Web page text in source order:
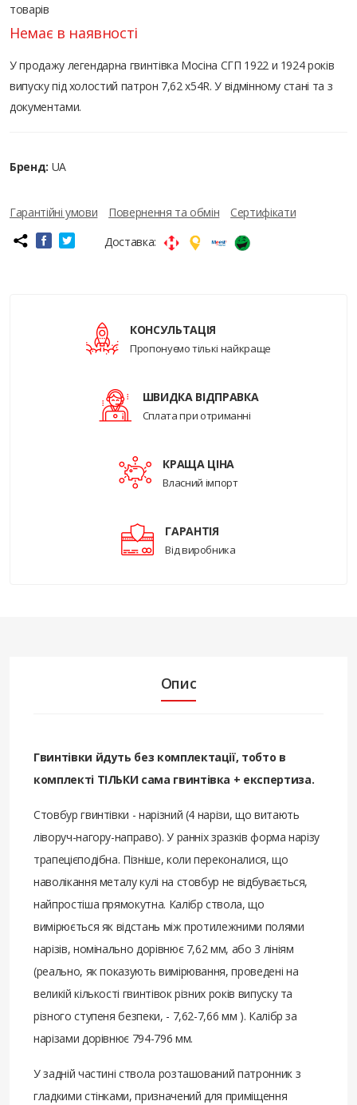
товарів
Немає в наявності
У продажу легендарна гвинтівка Мосіна СГП 1922 и 1924 років
випуску під холостий патрон 7,62 х54R. У відмінному стані та з
документами.
Бренд: UA
Гарантійні умови Повернення та обмін
Сертифікати
Доставка:
КОНСУЛЬТАЦІЯ
Пропонуємо тількі найкраще
ШВИДКА ВІДПРАВКА
Сплата при отриманні
КРАЩА ЦІНА
Власний імпорт
ГАРАНТІЯ
Від виробника
Опис
Гвинтівки йдуть без комплектації, тобто в
комплекті ТІЛЬКИ сама гвинтівка + експертиза.
Стовбур гвинтівки - нарізний (4 нарізи, що витають
ліворуч-нагору-направо). У ранніх зразків форма нарізу
трапецієподібна. Пізніше, коли переконалися, що
наволікання металу кулі на стовбур не відбувається,
найпростіша прямокутна. Калібр ствола, що
вимірюється як відстань між протилежними полями
нарізів, номінально дорівнює 7,62 мм, або 3 лініям
(реально, як показують вимірювання, проведені на
великій кількості гвинтівок різних років випуску та
різного ступеня безпеки, - 7,62-7,66 мм ). Калібр за
нарізами дорівнює 794-796 мм.
У задній частині ствола розташований патронник з
гладкими стінками, призначений для приміщення